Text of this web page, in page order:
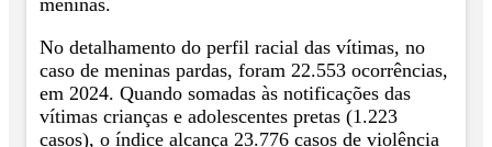
meninas.
No detalhamento do perfil racial das vítimas, no
caso de meninas pardas, foram 22.553 ocorrências,
em 2024. Quando somadas às notificações das
vítimas crianças e adolescentes pretas (1.223
casos), o índice alcança 23.776 casos de violência